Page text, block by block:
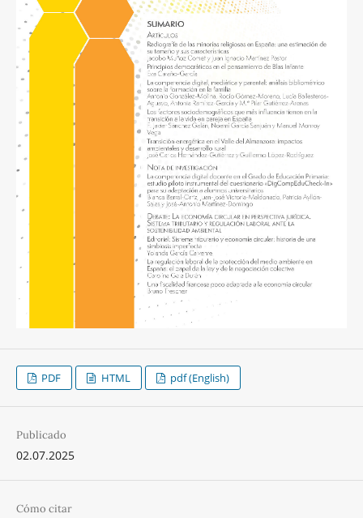
PDF HTML pdf (English)
Publicado
02.07.2025
Cómo citar